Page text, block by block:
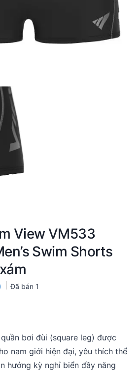
View VM533
Swim Shorts
Đã bán 1
bơi đùi (square leg) được
nam giới hiện đại, yêu thích thể
hưởng kỳ nghỉ biển đầy năng